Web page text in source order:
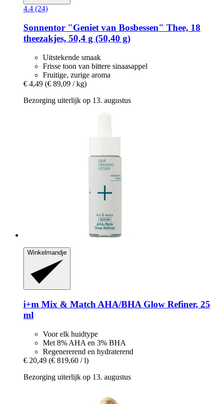
4.4 (24)
Sonnentor "Geniet van Bosbessen" Thee, 18
theezakjes, 50,4 g (50,40 g)
Uitstekende smaak
Frisse toon van bittere sinaasappel
Fruitige, zurige aroma
€ 4,49 (€ 89,09 / kg)
Bezorging uiterlijk op 13. augustus
Winkelmandje
i+m Mix & Match AHA/BHA Glow Refiner, 25
ml
Voor elk huidtype
Met 8% AHA en 3% BHA
Regenererend en hydraterend
€ 20,49 (€ 819,60 / l)
Bezorging uiterlijk op 13. augustus